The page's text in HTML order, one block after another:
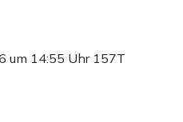
um 14:55 Uhr 157T